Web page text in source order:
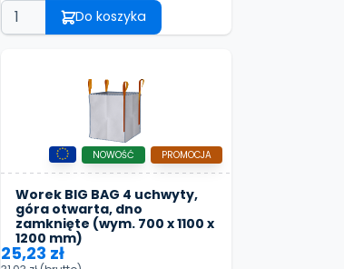
Do koszyka
Worek BIG BAG 4 uchwyty,
góra otwarta, dno
zamknięte (wym. 700 x 1100 x
1200 mm)
NOWOŚĆ PROMOCJA
25,23 zł